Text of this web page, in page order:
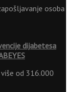
osoba
dijabetesa
od 316.000